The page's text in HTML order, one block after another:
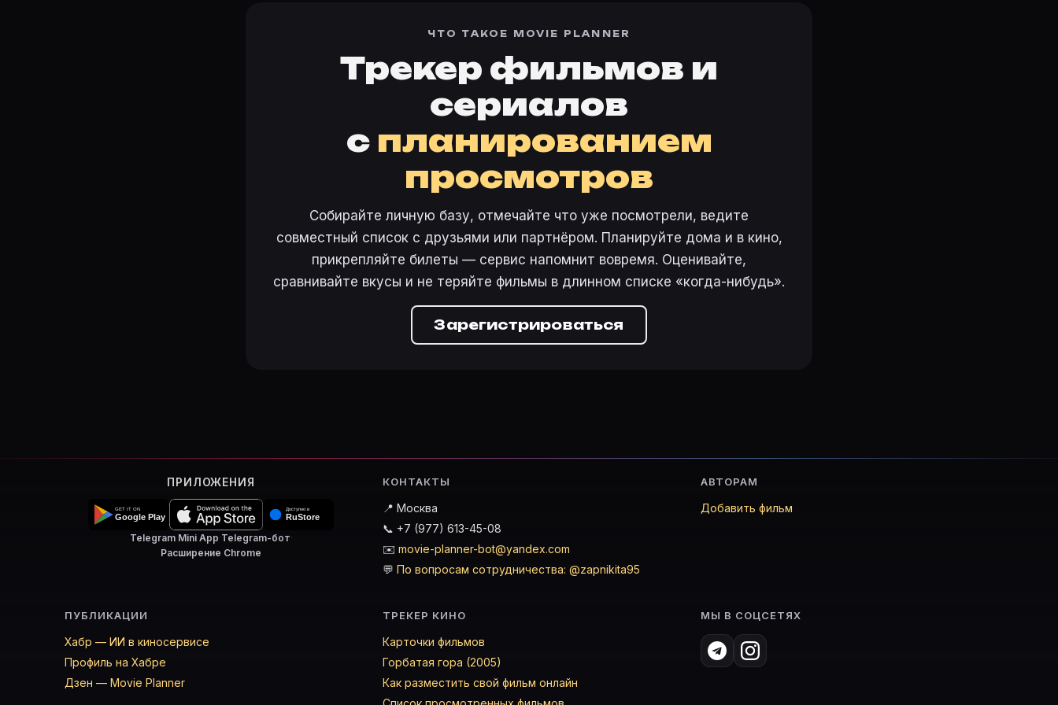
ЧТО ТАКОЕ MOVIE PLANNER
Трекер фильмов и
сериалов
с планированием
просмотров
Собирайте личную базу, отмечайте что уже посмотрели, ведите
совместный список с друзьями или партнёром. Планируйте дома и в кино,
прикрепляйте билеты — сервис напомнит вовремя. Оценивайте,
сравнивайте вкусы и не теряйте фильмы в длинном списке «когда-нибудь».
Зарегистрироваться
ПРИЛОЖЕНИЯ
Telegram Mini App·Telegram-бот·
Расширение Chrome
КОНТАКТЫ
📍 Москва
📞 +7 (977) 613-45-08
✉️ movie-planner-bot@yandex.com
💬 По вопросам сотрудничества: @zapnikita95
АВТОРАМ
Добавить фильм
ПУБЛИКАЦИИ
Хабр — ИИ в киносервисе
Профиль на Хабре
Дзен — Movie Planner
ТРЕКЕР КИНО
Карточки фильмов
Горбатая гора (2005)
Как разместить свой фильм онлайн
МЫ В СОЦСЕТЯХ